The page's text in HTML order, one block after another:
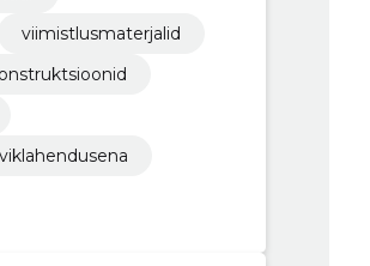
viimistlusmaterjalid